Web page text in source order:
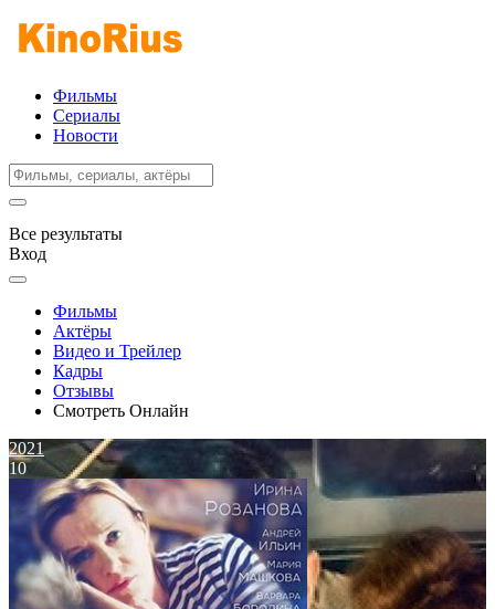
Фильмы
Сериалы
Новости
Все результаты
Вход
Фильмы
Актёры
Видео и Трейлер
Кадры
Отзывы
Смотреть Онлайн
2021
10